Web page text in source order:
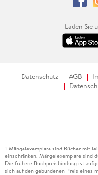
Laden Sie
Datenschutz AGB
1 Mängelexemplare sind Bücher mit
einschränken. Mängelexemplare sind
Die frühere Buchpreisbindung ist
sich auf den gebundenen Preis eines